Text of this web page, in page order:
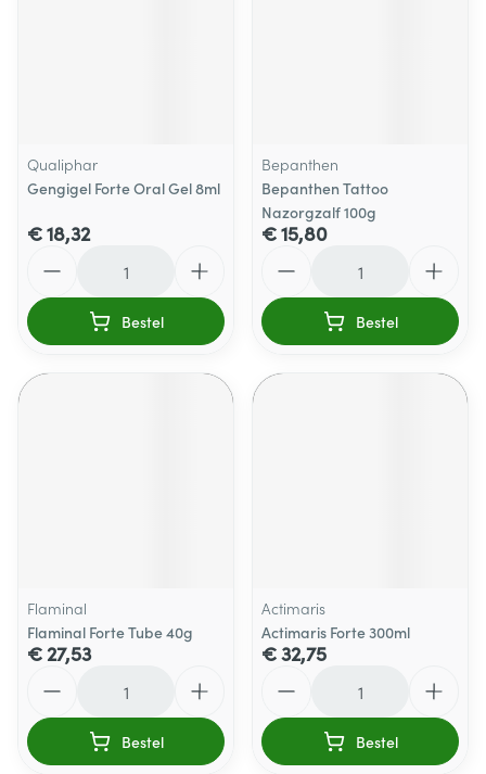
Qualiphar
Gengigel Forte Oral Gel 8ml
€ 18,32
Bestel
Bepanthen
Bepanthen Tattoo
Nazorgzalf 100g
€ 15,80
Bestel
Flaminal
Flaminal Forte Tube 40g
€ 27,53
Bestel
Actimaris
Actimaris Forte 300ml
€ 32,75
Bestel